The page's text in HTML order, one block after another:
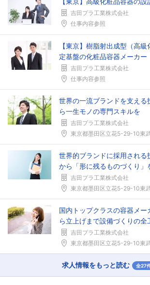
吉田プラ工業株式会社
仕事内容参照
【東京】樹脂射出成型（高
定基盤の化粧品容器メーカー
吉田プラ工業株式会社
仕事内容参照
世界の一流ブランドを支える
ら一生モノの専門スキルを
吉田プラ工業株式会社
東京都墨田区立花5-29-10東武
世界的ブランドに採用される
から「形に残るものづくり」
吉田プラ工業株式会社
東京都墨田区立花5-29-10東武
国内トップクラスの容器メー
ら立上げまで設備づくりの全
吉田プラ工業株式会社
東京都墨田区立花5-29-10東武
求人情報をもっと読む 全27